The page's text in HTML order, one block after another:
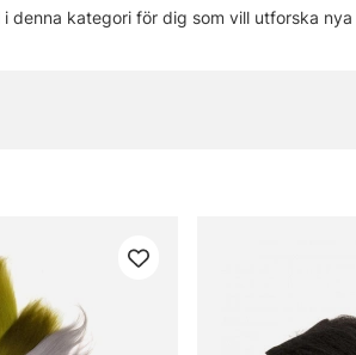
kategori för dig som vill utforska